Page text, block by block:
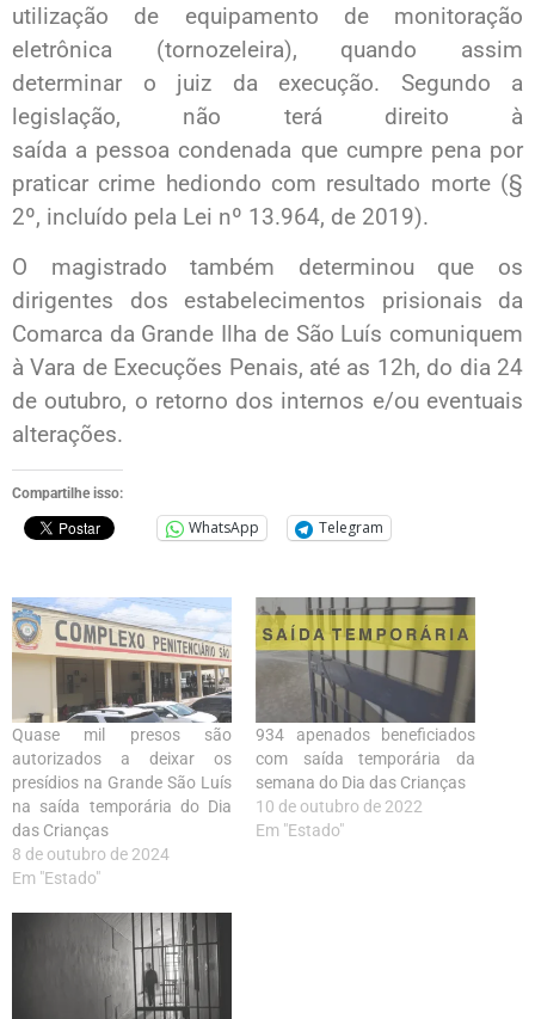
utilização de equipamento de monitoração
eletrônica (tornozeleira), quando assim
determinar o juiz da execução. Segundo a
legislação, não terá direito à
saída a pessoa condenada que cumpre pena por
praticar crime hediondo com resultado morte (§
2º, incluído pela Lei nº 13.964, de 2019).
O magistrado também determinou que os
dirigentes dos estabelecimentos prisionais da
Comarca da Grande Ilha de São Luís comuniquem
à Vara de Execuções Penais, até as 12h, do dia 24
de outubro, o retorno dos internos e/ou eventuais
alterações.
Compartilhe isso:
WhatsApp Telegram
Quase mil presos são
autorizados a deixar os
presídios na Grande São Luís
na saída temporária do Dia
das Crianças
8 de outubro de 2024
Em "Estado"
934 apenados beneficiados
com saída temporária da
semana do Dia das Crianças
10 de outubro de 2022
Em "Estado"